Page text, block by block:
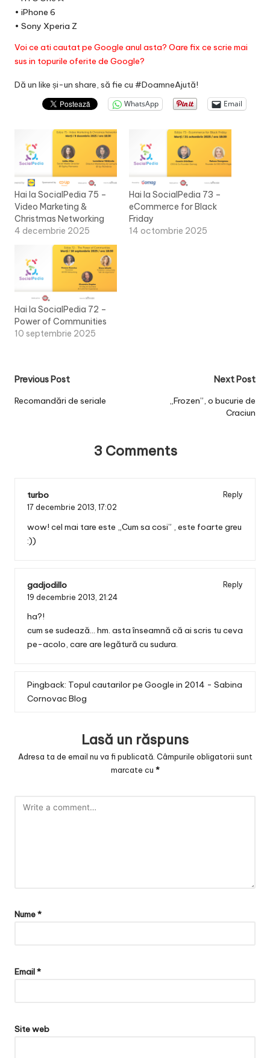
• iPhone 6
• Sony Xperia Z
Voi ce ati cautat pe Google anul asta? Oare fix ce scrie mai
sus in topurile oferite de Google?
Dă un like și-un share, să fie cu #DoamneAjută!
WhatsApp Email
Hai la SocialPedia 75 –
Video Marketing &
Christmas Networking
4 decembrie 2025
Hai la SocialPedia 73 –
eCommerce for Black
Friday
14 octombrie 2025
Hai la SocialPedia 72 –
Power of Communities
10 septembrie 2025
Post
navigation
Previous Post
Recomandări de seriale
Next Post
„Frozen”, o bucurie de
Craciun
3 Comments
turbo
Reply
17 decembrie 2013, 17:02
wow! cel mai tare este „Cum sa cosi” , este foarte greu
:))
gadjodillo
Reply
19 decembrie 2013, 21:24
ha?!
cum se sudează… hm. asta înseamnă că ai scris tu ceva
pe-acolo, care are legătură cu sudura.
Pingback: Topul cautarilor pe Google in 2014 - Sabina
Cornovac Blog
Lasă un răspuns
Adresa ta de email nu va fi publicată. Câmpurile obligatorii sunt
marcate cu *
Nume*
Email*
Site web